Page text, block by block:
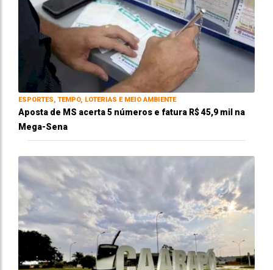
ESPORTES, TEMPO, LOTERIAS E MEIO AMBIENTE
Aposta de MS acerta 5 números e fatura R$ 45,9 mil na
Mega-Sena